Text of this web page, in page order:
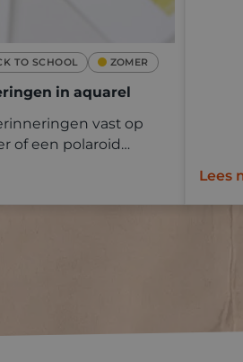
TO SCHOOL ZOMER
in aquarel
vast op
of een polaroid
en schilder ter
je op een foto.
Lees